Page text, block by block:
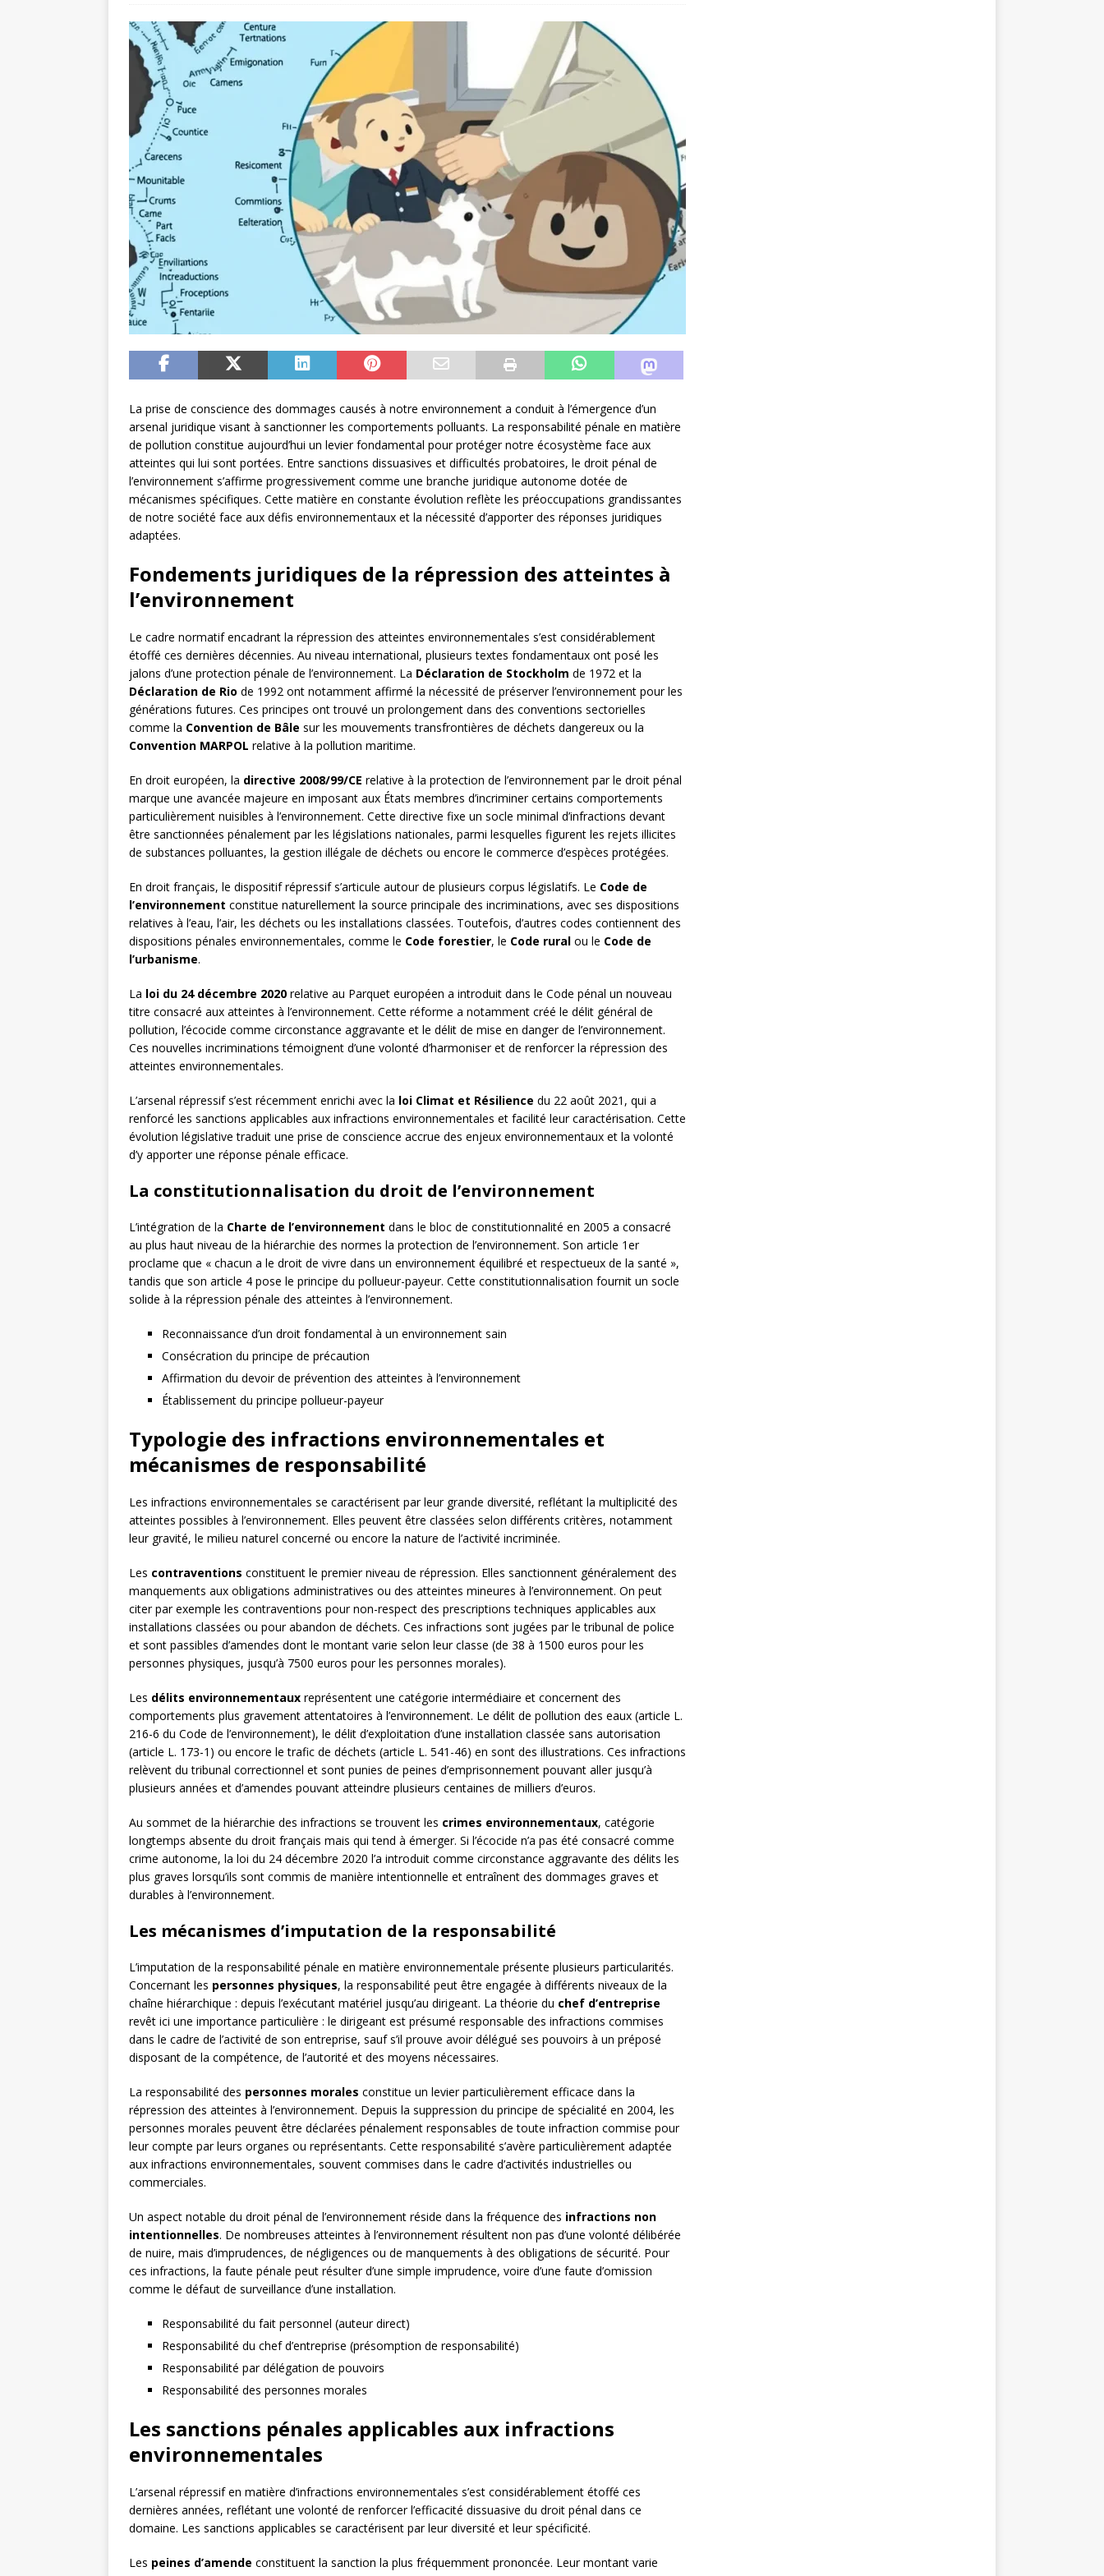
La prise de conscience des dommages causés à notre environnement a conduit à l’émergence d’un
arsenal juridique visant à sanctionner les comportements polluants. La responsabilité pénale en matière
de pollution constitue aujourd’hui un levier fondamental pour protéger notre écosystème face aux
atteintes qui lui sont portées. Entre sanctions dissuasives et difficultés probatoires, le droit pénal de
l’environnement s’affirme progressivement comme une branche juridique autonome dotée de
mécanismes spécifiques. Cette matière en constante évolution reflète les préoccupations grandissantes
de notre société face aux défis environnementaux et la nécessité d’apporter des réponses juridiques
adaptées.
Fondements juridiques de la répression des atteintes à
l’environnement
Le cadre normatif encadrant la répression des atteintes environnementales s’est considérablement
étoffé ces dernières décennies. Au niveau international, plusieurs textes fondamentaux ont posé les
jalons d’une protection pénale de l’environnement. La Déclaration de Stockholm de 1972 et la
Déclaration de Rio de 1992 ont notamment affirmé la nécessité de préserver l’environnement pour les
générations futures. Ces principes ont trouvé un prolongement dans des conventions sectorielles
comme la Convention de Bâle sur les mouvements transfrontières de déchets dangereux ou la
Convention MARPOL relative à la pollution maritime.
En droit européen, la directive 2008/99/CE relative à la protection de l’environnement par le droit pénal
marque une avancée majeure en imposant aux États membres d’incriminer certains comportements
particulièrement nuisibles à l’environnement. Cette directive fixe un socle minimal d’infractions devant
être sanctionnées pénalement par les législations nationales, parmi lesquelles figurent les rejets illicites
de substances polluantes, la gestion illégale de déchets ou encore le commerce d’espèces protégées.
En droit français, le dispositif répressif s’articule autour de plusieurs corpus législatifs. Le Code de
l’environnement constitue naturellement la source principale des incriminations, avec ses dispositions
relatives à l’eau, l’air, les déchets ou les installations classées. Toutefois, d’autres codes contiennent des
dispositions pénales environnementales, comme le Code forestier, le Code rural ou le Code de
l’urbanisme.
La loi du 24 décembre 2020 relative au Parquet européen a introduit dans le Code pénal un nouveau
titre consacré aux atteintes à l’environnement. Cette réforme a notamment créé le délit général de
pollution, l’écocide comme circonstance aggravante et le délit de mise en danger de l’environnement.
Ces nouvelles incriminations témoignent d’une volonté d’harmoniser et de renforcer la répression des
atteintes environnementales.
L’arsenal répressif s’est récemment enrichi avec la loi Climat et Résilience du 22 août 2021, qui a
renforcé les sanctions applicables aux infractions environnementales et facilité leur caractérisation. Cette
évolution législative traduit une prise de conscience accrue des enjeux environnementaux et la volonté
d’y apporter une réponse pénale efficace.
La constitutionnalisation du droit de l’environnement
L’intégration de la Charte de l’environnement dans le bloc de constitutionnalité en 2005 a consacré
au plus haut niveau de la hiérarchie des normes la protection de l’environnement. Son article 1er
proclame que « chacun a le droit de vivre dans un environnement équilibré et respectueux de la santé »,
tandis que son article 4 pose le principe du pollueur-payeur. Cette constitutionnalisation fournit un socle
solide à la répression pénale des atteintes à l’environnement.
Reconnaissance d’un droit fondamental à un environnement sain
Consécration du principe de précaution
Affirmation du devoir de prévention des atteintes à l’environnement
Établissement du principe pollueur-payeur
Typologie des infractions environnementales et
mécanismes de responsabilité
Les infractions environnementales se caractérisent par leur grande diversité, reflétant la multiplicité des
atteintes possibles à l’environnement. Elles peuvent être classées selon différents critères, notamment
leur gravité, le milieu naturel concerné ou encore la nature de l’activité incriminée.
Les contraventions constituent le premier niveau de répression. Elles sanctionnent généralement des
manquements aux obligations administratives ou des atteintes mineures à l’environnement. On peut
citer par exemple les contraventions pour non-respect des prescriptions techniques applicables aux
installations classées ou pour abandon de déchets. Ces infractions sont jugées par le tribunal de police
et sont passibles d’amendes dont le montant varie selon leur classe (de 38 à 1500 euros pour les
personnes physiques, jusqu’à 7500 euros pour les personnes morales).
Les délits environnementaux représentent une catégorie intermédiaire et concernent des
comportements plus gravement attentatoires à l’environnement. Le délit de pollution des eaux (article L.
216-6 du Code de l’environnement), le délit d’exploitation d’une installation classée sans autorisation
(article L. 173-1) ou encore le trafic de déchets (article L. 541-46) en sont des illustrations. Ces infractions
relèvent du tribunal correctionnel et sont punies de peines d’emprisonnement pouvant aller jusqu’à
plusieurs années et d’amendes pouvant atteindre plusieurs centaines de milliers d’euros.
Au sommet de la hiérarchie des infractions se trouvent les crimes environnementaux, catégorie
longtemps absente du droit français mais qui tend à émerger. Si l’écocide n’a pas été consacré comme
crime autonome, la loi du 24 décembre 2020 l’a introduit comme circonstance aggravante des délits les
plus graves lorsqu’ils sont commis de manière intentionnelle et entraînent des dommages graves et
durables à l’environnement.
Les mécanismes d’imputation de la responsabilité
L’imputation de la responsabilité pénale en matière environnementale présente plusieurs particularités.
Concernant les personnes physiques, la responsabilité peut être engagée à différents niveaux de la
chaîne hiérarchique : depuis l’exécutant matériel jusqu’au dirigeant. La théorie du chef d’entreprise
revêt ici une importance particulière : le dirigeant est présumé responsable des infractions commises
dans le cadre de l’activité de son entreprise, sauf s’il prouve avoir délégué ses pouvoirs à un préposé
disposant de la compétence, de l’autorité et des moyens nécessaires.
La responsabilité des personnes morales constitue un levier particulièrement efficace dans la
répression des atteintes à l’environnement. Depuis la suppression du principe de spécialité en 2004, les
personnes morales peuvent être déclarées pénalement responsables de toute infraction commise pour
leur compte par leurs organes ou représentants. Cette responsabilité s’avère particulièrement adaptée
aux infractions environnementales, souvent commises dans le cadre d’activités industrielles ou
commerciales.
Un aspect notable du droit pénal de l’environnement réside dans la fréquence des infractions non
intentionnelles. De nombreuses atteintes à l’environnement résultent non pas d’une volonté délibérée
de nuire, mais d’imprudences, de négligences ou de manquements à des obligations de sécurité. Pour
ces infractions, la faute pénale peut résulter d’une simple imprudence, voire d’une faute d’omission
comme le défaut de surveillance d’une installation.
Responsabilité du fait personnel (auteur direct)
Responsabilité du chef d’entreprise (présomption de responsabilité)
Responsabilité par délégation de pouvoirs
Responsabilité des personnes morales
Les sanctions pénales applicables aux infractions
environnementales
L’arsenal répressif en matière d’infractions environnementales s’est considérablement étoffé ces
dernières années, reflétant une volonté de renforcer l’efficacité dissuasive du droit pénal dans ce
domaine. Les sanctions applicables se caractérisent par leur diversité et leur spécificité.
Les peines d’amende constituent la sanction la plus fréquemment prononcée. Leur montant varie